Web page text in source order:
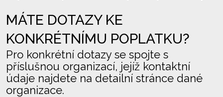
MÁTE DOTAZY KE
KONKRÉTNÍMU POPLATKU?
Pro konkrétní dotazy se spojte s
příslušnou organizací, jejíž kontaktní
údaje najdete na detailní stránce dané
organizace.